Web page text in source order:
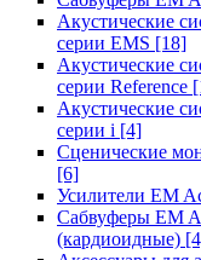
Акустические
серии EMS [18]
Акустические
серии Reference
Акустические
серии i [4]
Сценические
[6]
Усилители EM
Сабвуферы EM
(кардиоидные)